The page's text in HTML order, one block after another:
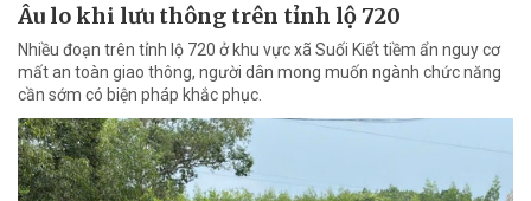
Âu lo khi lưu thông trên tỉnh lộ 720
Nhiều đoạn trên tỉnh lộ 720 ở khu vực xã Suối Kiết tiềm ẩn nguy cơ
mất an toàn giao thông, người dân mong muốn ngành chức năng
cần sớm có biện pháp khắc phục.